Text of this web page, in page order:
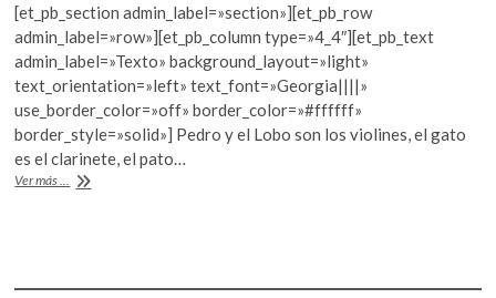
e
b
o
o
k
itt
er
at
s
A
p
p
[et_pb_section admin_label=»section»][et_pb_row
admin_label=»row»][et_pb_column type=»4_4″][et_pb_text
admin_label=»Texto» background_layout=»light»
text_orientation=»left» text_font=»Georgia||||»
use_border_color=»off» border_color=»#ffffff»
border_style=»solid»] Pedro y el Lobo son los violines, el gato
es el clarinete, el pato…
Ver más ...
La